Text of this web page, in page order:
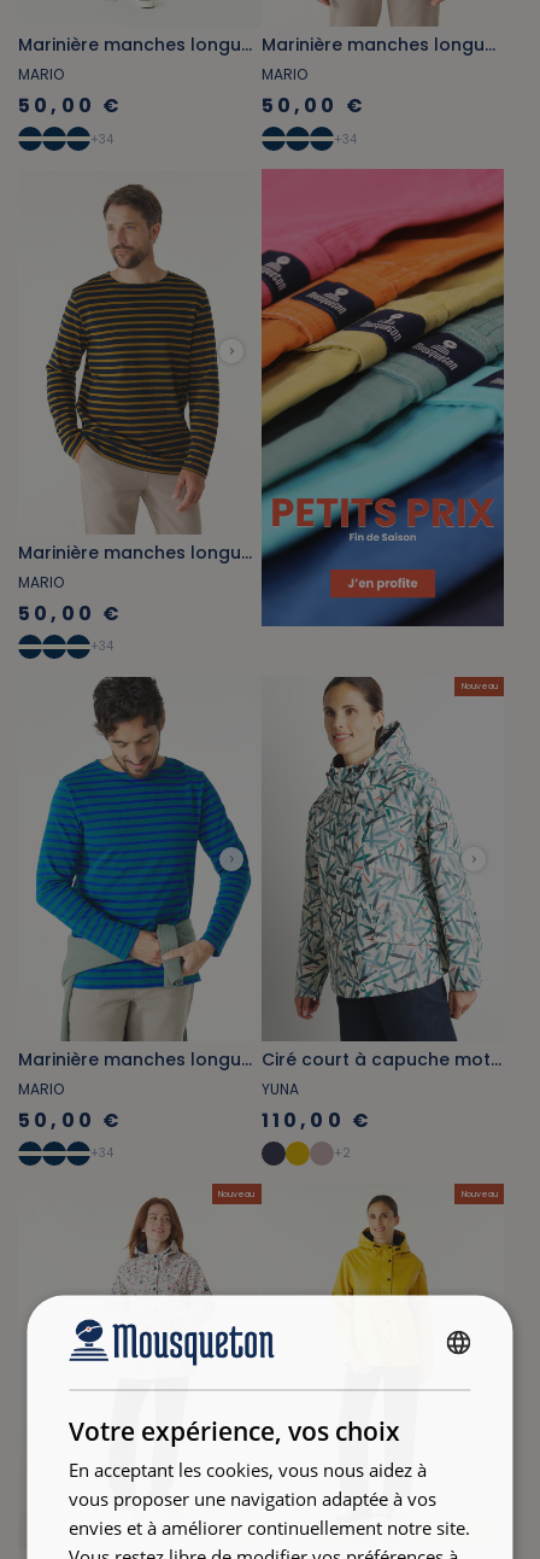
Marinière manches longues gris beige et beige foncé
MARIO
50,00 €
+34
Marinière manches longues bleu marine et bleu cobalt
MARIO
50,00 €
+34
Marinière manches longues bleu marine et marron bronze
MARIO
50,00 €
+34
Marinière manches longues vert émeraude et bleu cobalt
MARIO
50,00 €
+34
Nouveau
Ciré court à capuche motifs banc de poissons doublé coton
YUNA
110,00 €
+2
Nouveau Nouveau
Votre expérience, vos choix
En acceptant les cookies, vous nous aidez à
vous proposer une navigation adaptée à vos
envies et à améliorer continuellement notre site.